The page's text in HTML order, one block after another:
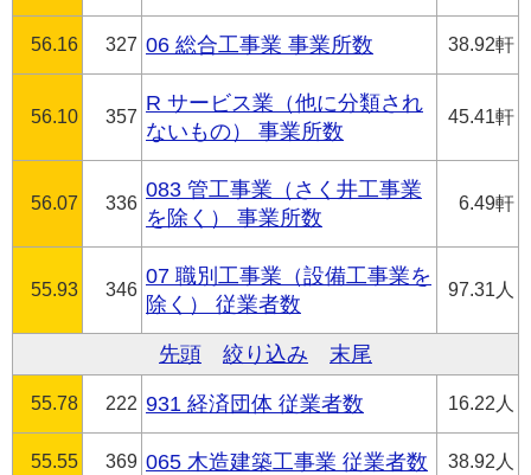
56.16 327 06 総合工事業 事業所数 38.92軒
56.10 357
R サービス業（他に分類され
ないもの） 事業所数
45.41軒
56.07 336
083 管工事業（さく井工事業
を除く） 事業所数
6.49軒
55.93 346
07 職別工事業（設備工事業を
除く） 従業者数
97.31人
先頭 絞り込み 末尾
55.78 222 931 経済団体 従業者数 16.22人
55.55 369 065 木造建築工事業 従業者数 38.92人